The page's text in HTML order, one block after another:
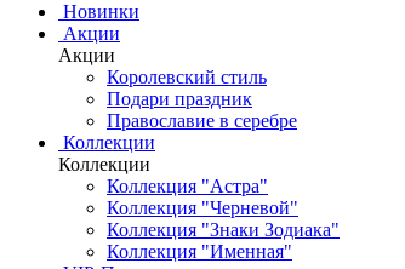
Новинки
Акции
Акции
Королевский стиль
Подари праздник
Православие в серебре
Коллекции
Коллекции
Коллекция "Астра"
Коллекция "Черневой"
Коллекция "Знаки Зодиака"
Коллекция "Именная"